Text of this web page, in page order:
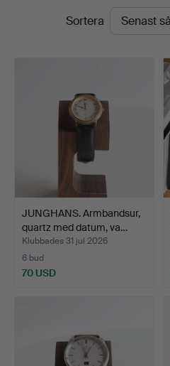
SlutpriserSortera
JUNGHANS. Armbandsur,
quartz med datum, va…
Klubbades 31 jul 2026
6 bud
70 USD